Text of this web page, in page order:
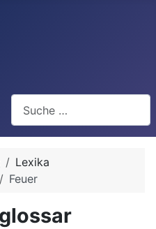
Lexika
Feuer